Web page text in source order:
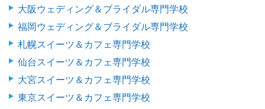
大阪ウェディング＆ブライダル専門学校
福岡ウェディング＆ブライダル専門学校
札幌スイーツ＆カフェ専門学校
仙台スイーツ＆カフェ専門学校
大宮スイーツ＆カフェ専門学校
東京スイーツ＆カフェ専門学校